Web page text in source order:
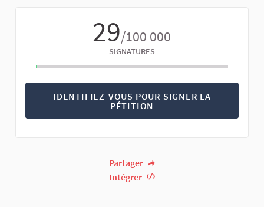
29/100 000
SIGNATURES
IDENTIFIEZ-VOUS POUR SIGNER LA
PÉTITION
Partager
Intégrer